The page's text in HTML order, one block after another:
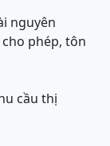
nguyên
phép, tôn
cầu thị